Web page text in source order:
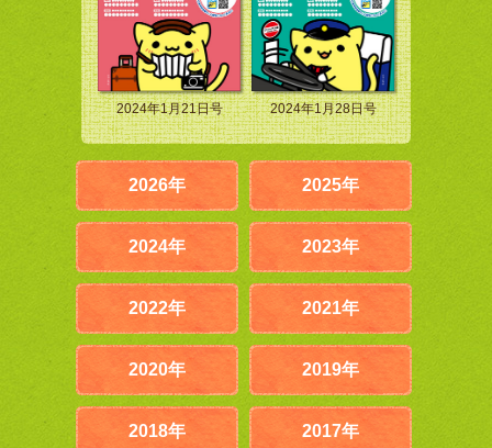
2024年1月21日号 2024年1月28日号
2026年 2025年
2024年 2023年
2022年 2021年
2020年 2019年
2018年 2017年